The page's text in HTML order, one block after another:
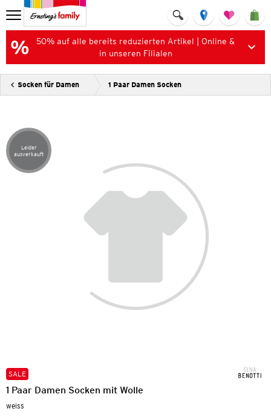
50% auf alle bereits reduzierten Artikel | Online &
in unseren Filialen
Socken für Damen 1 Paar Damen Socken
Artikel leider ausverkauft
Leider
ausverkauft
SALE
1 Paar Damen Socken mit Wolle
weiss